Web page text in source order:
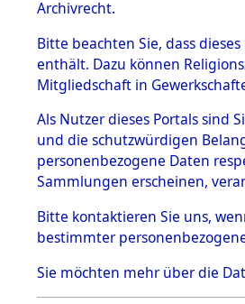
BESTÄNDE
1.
mente
5. Verschiedenes
5.3
Todesmärsche
5.3.1 Alliierte
Erhebungen
zu
Todesmärsch
en
5.3.2
Archivrecht.
Bitte beachten Sie, dass
enthält. Dazu können
Mitgliedschaft in
Als Nutzer dieses Portals sind
und die schutzwürdigen
personenbezogene Daten
Sammlungen erscheinen,
Bitte kontaktieren Sie uns,
bestimmter
Sie möchten mehr über die